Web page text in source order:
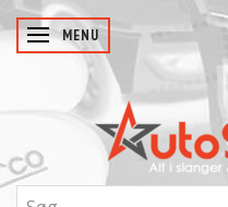
SKIFTE NAVIGATION
MENU